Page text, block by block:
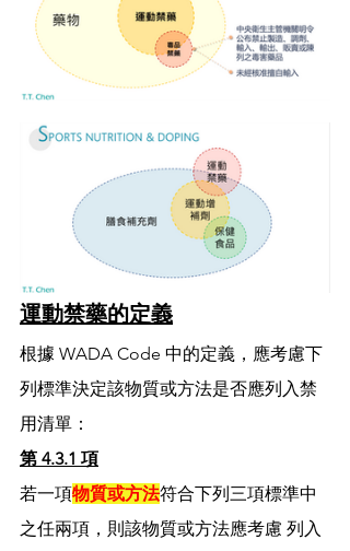
運動禁藥的定義
根據 WADA Code 中的定義，應考慮下
列標準決定該物質或方法是否應列入禁
用清單：
第 4.3.1 項
若一項物質或方法符合下列三項標準中
之任兩項，則該物質或方法應考慮 列入